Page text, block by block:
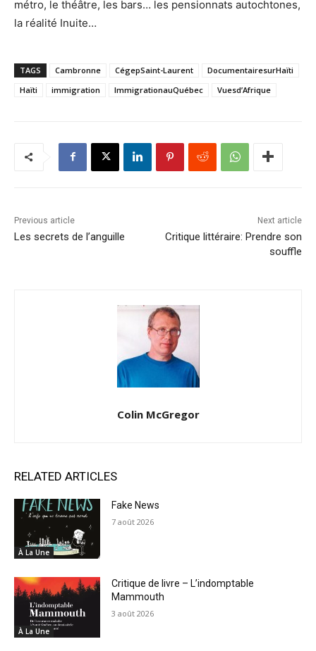
métro, le théâtre, les bars… les pensionnats autochtones,
la réalité Inuite…
TAGS Cambronne CégepSaint-Laurent
DocumentairesurHaïti
Haïti
immigration ImmigrationauQuébec Vuesd’Afrique
Previous article
Les secrets de l’anguille
Next article
Critique littéraire: Prendre son
souffle
Colin McGregor
RELATED ARTICLES
À La Une
Fake News
7 août 2026
À La Une
Critique de livre – L’indomptable
Mammouth
3 août 2026